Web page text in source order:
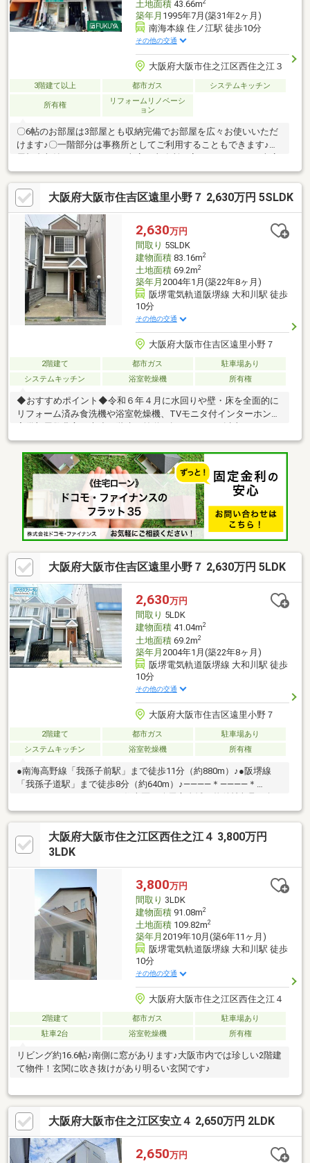
土地面積43.66m
築年月 1995年7月(築31年2ヶ月)
南海本線 住ノ江駅 徒歩10分
その他の交通
大阪府大阪市住之江区西住之江３
3階建て以上 都市ガス システムキッチン
所有権
リフォームリノベーシ
ョン
〇6帖のお部屋は3部屋とも収納完備でお部屋を広々お使いいただ
けます♪〇一階部分は事務所としてご利用することもできます♪〇
に変更していただくことも可能です♪◎内外改装履歴◎洗面化粧台
交換（令和5年6月）、3階洋室2部屋クロス張替（令和5年1月）、
屋根張替・外壁塗装・ベランダ防水（令和2年6月）「室内丁寧に
ご利用になられています！」
大阪府大阪市住吉区遠里小野７ 2,630万円 5SLDK
2,630万円
間取り 5SLDK
建物面積83.16m2
土地面積69.2m2
築年月 2004年1月(築22年8ヶ月)
阪堺電気軌道阪堺線 大和川駅 徒歩
10分
その他の交通
大阪府大阪市住吉区遠里小野７
2階建て 都市ガス
駐車場あり
システムキッチン
浴室乾燥機 所有権
◆おすすめポイント◆令和６年４月に水回りや壁・床を全面的に
リフォーム済み食洗機や浴室乾燥機、TVモニタ付インターホンを
車の出し入れや通風も良好徒歩10分圏内に揃う充実の周辺環境◆
周辺環境◆遠里小野小学校 徒歩６分大和川中学校 徒歩９分■
支払い例■２，６３０万円 お借入れの場合返済年数５０年
実行金利０．８９％月々返済額：５４，３２３円ご検討の参考に
してください♪
大阪府大阪市住吉区遠里小野７ 2,630万円 5LDK
2,630万円
間取り 5LDK
建物面積41.04m2
土地面積69.2m2
築年月 2004年1月(築22年8ヶ月)
阪堺電気軌道阪堺線 大和川駅 徒歩
10分
その他の交通
大阪府大阪市住吉区遠里小野７
2階建て 都市ガス
駐車場あり
システムキッチン
浴室乾燥機 所有権
●南海高野線「我孫子前駅」まで徒歩11分（約880m）♪●阪堺線
「我孫子道駅」まで徒歩8分（約640m）♪――――＊――――＊
い可能！■ハウスフリーダムは【東証スタンダード上場企業】で
す☆■物件多数揃えております！是非店頭へお越し下さい♪■頭金
０円のフルローンが可能です♪■お客様のライフプランに沿った物
件をご提案させて頂きます☆■不動産購入や住宅ローンについて
４台分ございます♪■住吉区・八尾市の【中古戸建】ならハウスフ
リーダム八尾店 +o☆*.+o◇
大阪府大阪市住之江区西住之江４ 3,800万円
3LDK
3,800万円
間取り 3LDK
建物面積91.08m2
土地面積109.82m2
築年月 2019年10月(築6年11ヶ月)
阪堺電気軌道阪堺線 大和川駅 徒歩
10分
その他の交通
大阪府大阪市住之江区西住之江４
2階建て 都市ガス
駐車場あり
駐車2台
浴室乾燥機 所有権
リビング約16.6帖♪南側に窓があります♪大阪市内では珍しい2階建
て物件！玄関に吹き抜けがあり明るい玄関です♪
大阪府大阪市住之江区安立４ 2,650万円 2LDK
2,650万円